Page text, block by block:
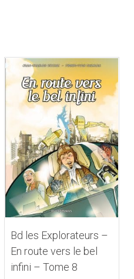
Bd les Explorateurs –
En route vers le bel
infini – Tome 8